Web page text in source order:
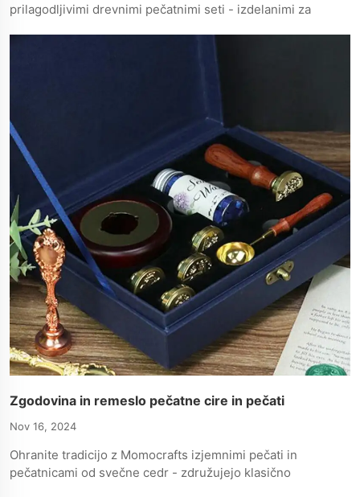
prilagodljivimi drevnimi pečatnimi seti - izdelanimi za
Zgodovina in remeslo pečatne cire in pečati
Nov 16, 2024
Ohranite tradicijo z Momocrafts izjemnimi pečati in
pečatnicami od svečne cedr - združujejo klasično